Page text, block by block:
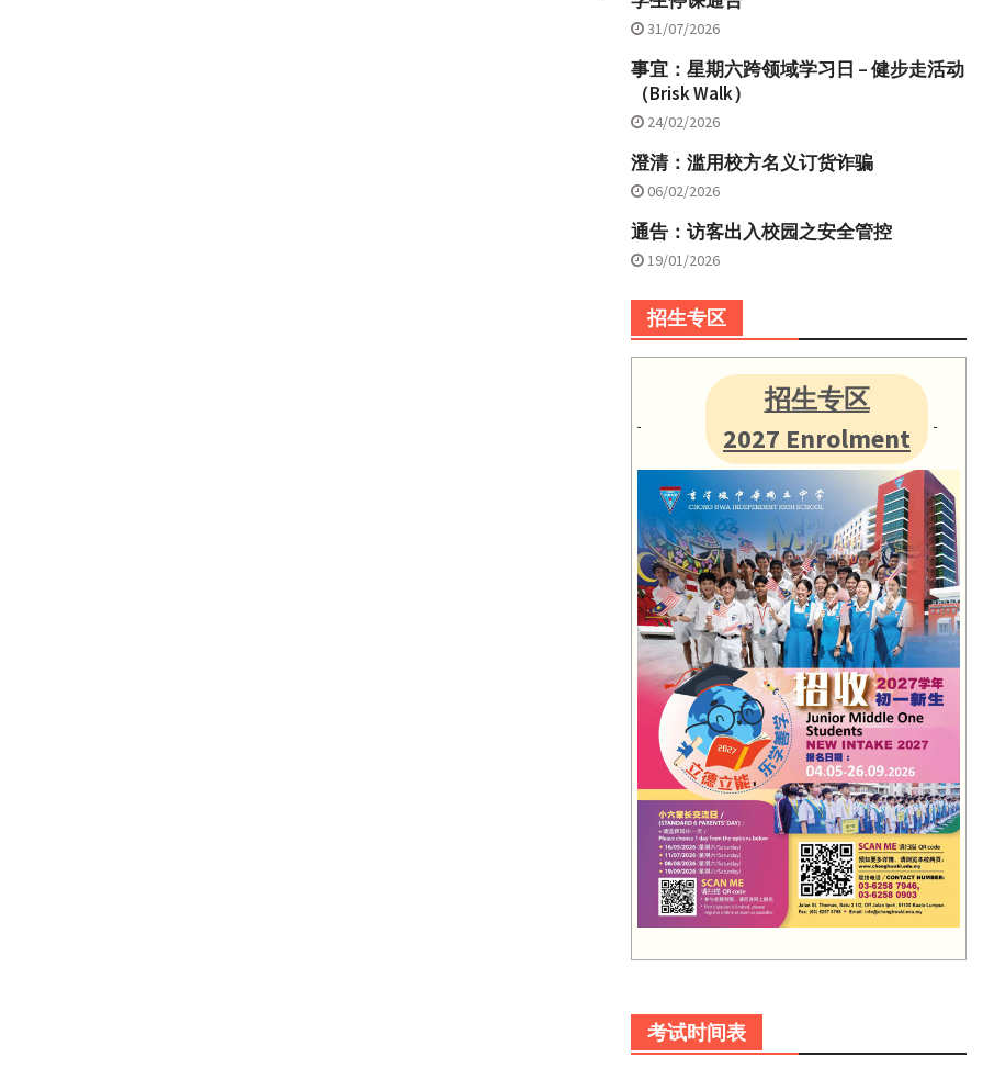
post:
31/07/2026
事宜：星期六跨领域学习日 – 健步走活动
（Brisk Walk）
24/02/2026
澄清：滥用校方名义订货诈骗
06/02/2026
通告：访客出入校园之安全管控
19/01/2026
招生专区
招生专区
2027 Enrolment
考试时间表